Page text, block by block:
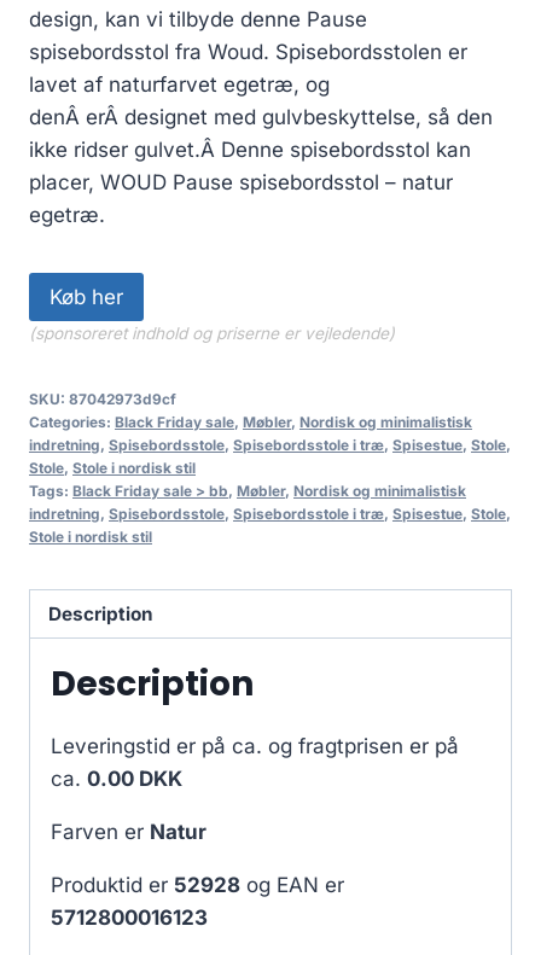
design, kan vi tilbyde denne Pause
spisebordsstol fra Woud. Spisebordsstolen er
lavet af naturfarvet egetræ, og
denÂ erÂ designet med gulvbeskyttelse, så den
ikke ridser gulvet.Â Denne spisebordsstol kan
placer, WOUD Pause spisebordsstol – natur
egetræ.
Køb her
(sponsoreret indhold og priserne er vejledende)
SKU: 87042973d9cf
Categories: Black Friday sale, Møbler, Nordisk og minimalistisk
indretning, Spisebordsstole, Spisebordsstole i træ, Spisestue, Stole,
Stole, Stole i nordisk stil
Tags: Black Friday sale > bb, Møbler, Nordisk og minimalistisk
indretning, Spisebordsstole, Spisebordsstole i træ, Spisestue, Stole,
Stole i nordisk stil
Description
Description
Leveringstid er på ca. og fragtprisen er på
ca. 0.00 DKK
Farven er Natur
Produktid er 52928 og EAN er
5712800016123